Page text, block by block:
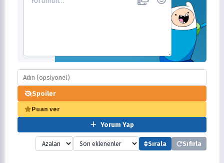
Spoiler
Puan ver
Yorum Yap
Sırala Sıfırla